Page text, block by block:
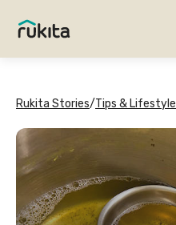
Rukita Stories/Tips & Lifestyle